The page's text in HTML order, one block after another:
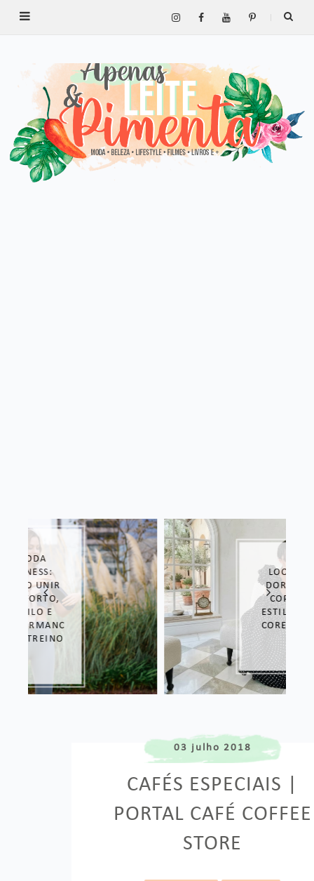
LOOK DE
DORAMA:
COPIE O
ESTILO DAS
COREANAS!
03 julho 2018
CAFÉS ESPECIAIS |
PORTAL CAFÉ COFFEE
STORE